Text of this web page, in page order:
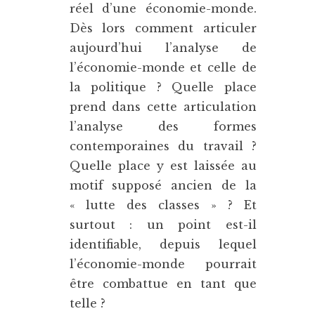
réel d’une économie-monde.
Dès lors comment articuler
aujourd’hui l’analyse de
l’économie-monde et celle de
la politique ? Quelle place
prend dans cette articulation
l’analyse des formes
contemporaines du travail ?
Quelle place y est laissée au
motif supposé ancien de la
« lutte des classes » ? Et
surtout : un point est-il
identifiable, depuis lequel
l’économie-monde pourrait
être combattue en tant que
telle ?